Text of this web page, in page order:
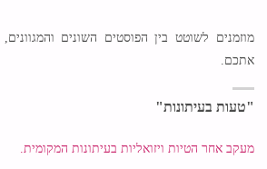
מוזמנים לשוטט בין הפוסטים השונים
אתכם.
"טעות בעיתונות"
מעקב אחר הטיות ויזואליות בעיתונות המקומית.